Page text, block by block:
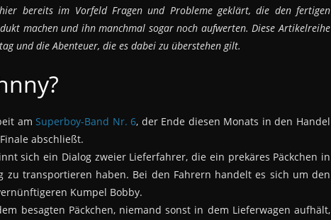
bereits im Vorfeld Fragen und Probleme geklärt, die den fertigen
machen und ihn manchmal sogar noch aufwerten. Diese Artikelreihe
und die Abenteuer, die es dabei zu überstehen gilt.
amSuperboy-Band Nr. 6, der Ende diesen Monats in den Handel
abschließt.
sich ein Dialog zweier Lieferfahrer, die ein prekäres Päckchen in
zu transportieren haben. Bei den Fahrern handelt es sich um den
Kumpel Bobby.
besagten Päckchen, niemand sonst in dem Lieferwagen aufhält,